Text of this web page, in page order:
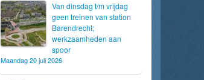
Van dinsdag t/m vrijdag
geen treinen van station
Barendrecht;
werkzaamheden aan
spoor
Maandag 20 juli 2026